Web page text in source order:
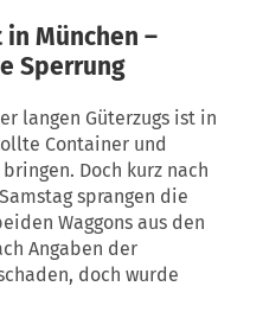
München –
Sperrung
langen Güterzugs ist in
Container und
Doch kurz nach
sprangen die
Waggons aus den
Angaben der
doch wurde